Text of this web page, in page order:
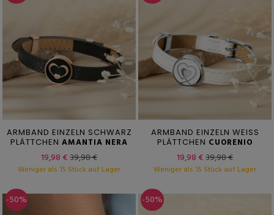
ARMBAND EINZELN SCHWARZ
PLÄTTCHEN AMANTIA NERA
19,98 €39,98 €
Weniger als 15 Stück auf Lager
ARMBAND EINZELN WEISS
PLÄTTCHEN CUORENIO
19,98 €39,98 €
Weniger als 15 Stück auf Lager
-50% -50%